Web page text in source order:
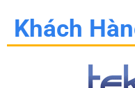
Khách